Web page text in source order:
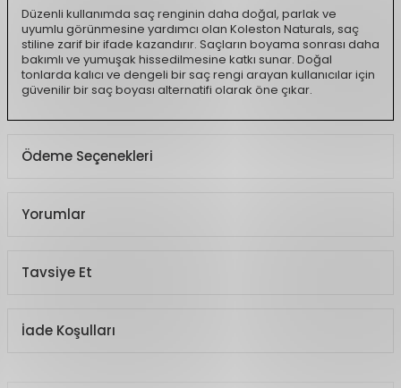
Düzenli kullanımda saç renginin daha doğal, parlak ve
uyumlu görünmesine yardımcı olan Koleston Naturals, saç
stiline zarif bir ifade kazandırır. Saçların boyama sonrası daha
bakımlı ve yumuşak hissedilmesine katkı sunar. Doğal
tonlarda kalıcı ve dengeli bir saç rengi arayan kullanıcılar için
güvenilir bir saç boyası alternatifi olarak öne çıkar.
Ödeme Seçenekleri
Yorumlar
Tavsiye Et
İade Koşulları